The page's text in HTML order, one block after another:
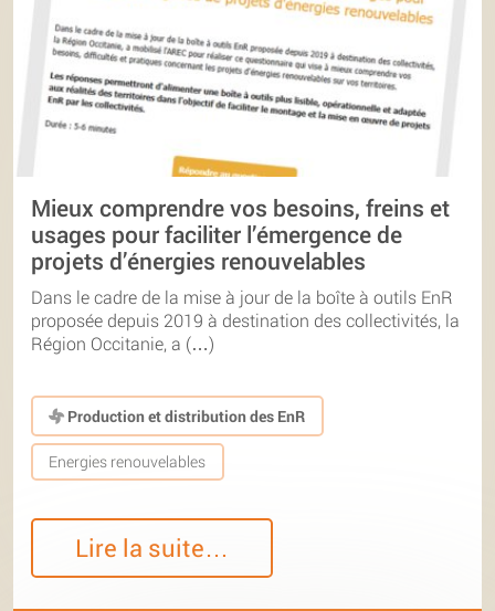
Mieux comprendre vos besoins, freins et
usages pour faciliter l’émergence de
projets d’énergies renouvelables
Dans le cadre de la mise à jour de la boîte à outils EnR
proposée depuis 2019 à destination des collectivités, la
Région Occitanie, a (…)
Production et distribution des EnR
Energies renouvelables
Lire la suite…